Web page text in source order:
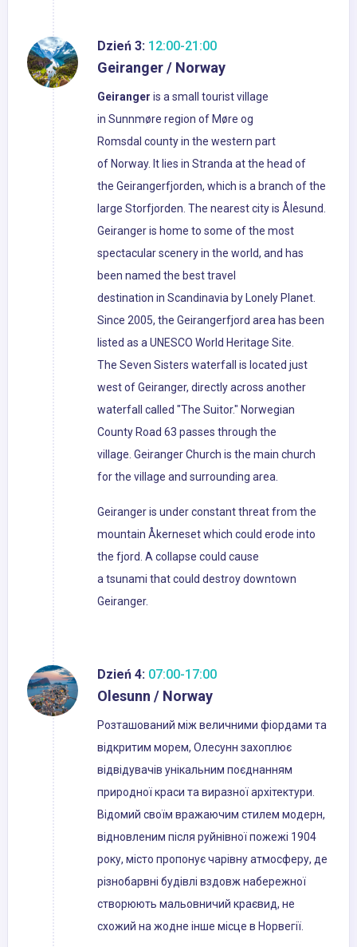
Dzień 3: 12:00-21:00
Geiranger / Norway
Geiranger is a small tourist village
in Sunnmøre region of Møre og
Romsdal county in the western part
of Norway. It lies in Stranda at the head of
the Geirangerfjorden, which is a branch of the
large Storfjorden. The nearest city is Ålesund.
Geiranger is home to some of the most
spectacular scenery in the world, and has
been named the best travel
destination in Scandinavia by Lonely Planet.
Since 2005, the Geirangerfjord area has been
listed as a UNESCO World Heritage Site.
The Seven Sisters waterfall is located just
west of Geiranger, directly across another
waterfall called "The Suitor." Norwegian
County Road 63 passes through the
village. Geiranger Church is the main church
for the village and surrounding area.
Geiranger is under constant threat from the
mountain Åkerneset which could erode into
the fjord. A collapse could cause
a tsunami that could destroy downtown
Geiranger.
Dzień 4: 07:00-17:00
Olesunn / Norway
Розташований між величними фіордами та
відкритим морем, Олесунн захоплює
відвідувачів унікальним поєднанням
природної краси та виразної архітектури.
Відомий своїм вражаючим стилем модерн,
відновленим після руйнівної пожежі 1904
року, місто пропонує чарівну атмосферу, де
різнобарвні будівлі вздовж набережної
створюють мальовничий краєвид, не
схожий на жодне інше місце в Норвегії.